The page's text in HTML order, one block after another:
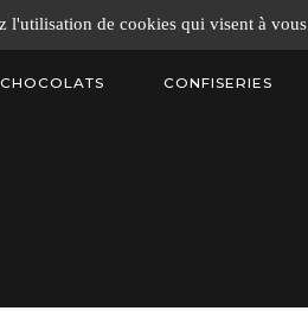
CHOCOLATS CONFISERIES
l'utilisation de cookies qui visent à